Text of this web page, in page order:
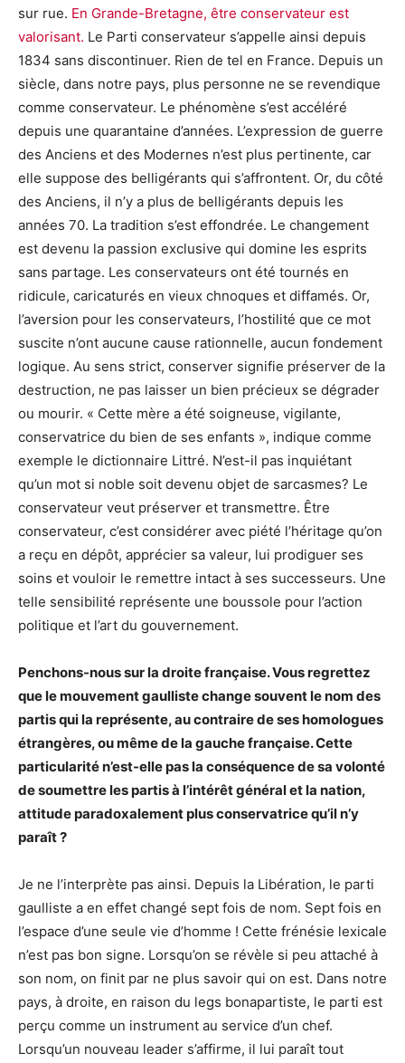
sur rue. En Grande-Bretagne, être conservateur est
valorisant. Le Parti conservateur s’appelle ainsi depuis
1834 sans discontinuer. Rien de tel en France. Depuis un
siècle, dans notre pays, plus personne ne se revendique
comme conservateur. Le phénomène s’est accéléré
depuis une quarantaine d’années. L’expression de guerre
des Anciens et des Modernes n’est plus pertinente, car
elle suppose des belligérants qui s’affrontent. Or, du côté
des Anciens, il n’y a plus de belligérants depuis les
années 70. La tradition s’est effondrée. Le changement
est devenu la passion exclusive qui domine les esprits
sans partage. Les conservateurs ont été tournés en
ridicule, caricaturés en vieux chnoques et diffamés. Or,
l’aversion pour les conservateurs, l’hostilité que ce mot
suscite n’ont aucune cause rationnelle, aucun fondement
logique. Au sens strict, conserver signifie préserver de la
destruction, ne pas laisser un bien précieux se dégrader
ou mourir. « Cette mère a été soigneuse, vigilante,
conservatrice du bien de ses enfants », indique comme
exemple le dictionnaire Littré. N’est-il pas inquiétant
qu’un mot si noble soit devenu objet de sarcasmes? Le
conservateur veut préserver et transmettre. Être
conservateur, c’est considérer avec piété l’héritage qu’on
a reçu en dépôt, apprécier sa valeur, lui prodiguer ses
soins et vouloir le remettre intact à ses successeurs. Une
telle sensibilité représente une boussole pour l’action
politique et l’art du gouvernement.
Penchons-nous sur la droite française. Vous regrettez
que le mouvement gaulliste change souvent le nom des
partis qui la représente, au contraire de ses homologues
étrangères, ou même de la gauche française. Cette
particularité n’est-elle pas la conséquence de sa volonté
de soumettre les partis à l’intérêt général et la nation,
attitude paradoxalement plus conservatrice qu’il n’y
paraît ?
Je ne l’interprète pas ainsi. Depuis la Libération, le parti
gaulliste a en effet changé sept fois de nom. Sept fois en
l’espace d’une seule vie d’homme ! Cette frénésie lexicale
n’est pas bon signe. Lorsqu’on se révèle si peu attaché à
son nom, on finit par ne plus savoir qui on est. Dans notre
pays, à droite, en raison du legs bonapartiste, le parti est
perçu comme un instrument au service d’un chef.
Lorsqu’un nouveau leader s’affirme, il lui paraît tout